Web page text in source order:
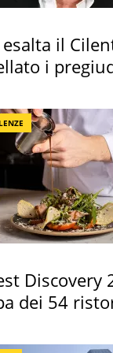
il
i
Discovery
dei 54